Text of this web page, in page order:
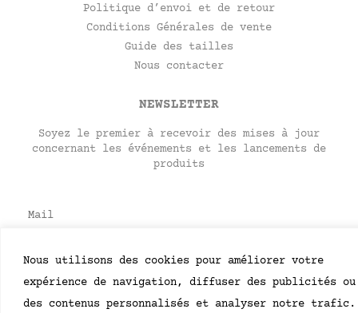
Politique d’envoi et de retour
Conditions Générales de vente
Guide des tailles
Nous contacter
NEWSLETTER
Soyez le premier à recevoir des mises à jour
concernant les événements et les lancements de
produits